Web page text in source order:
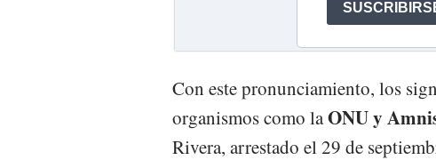
Con este pronunciamiento, los
organismos como laONU y
Rivera, arrestado el 29 de